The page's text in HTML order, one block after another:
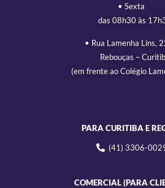
• Sexta
das 08h30 às
• Rua Lamenha Lins,
Rebouças –
(em frente ao Colégio
PARA CURITIBA E
(41) 3306-
COMERCIAL (PARA